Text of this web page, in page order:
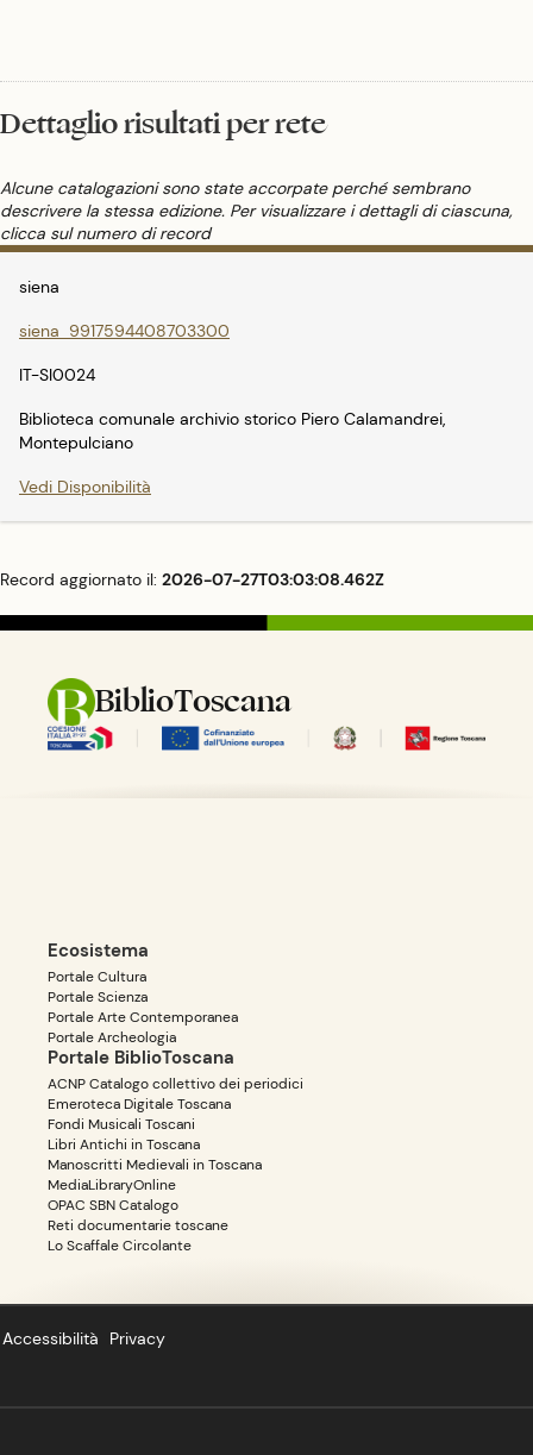
Dettaglio risultati per rete
Alcune catalogazioni sono state accorpate perché sembrano
descrivere la stessa edizione. Per visualizzare i dettagli di ciascuna,
clicca sul numero di record
siena
siena_9917594408703300
IT-SI0024
Biblioteca comunale archivio storico Piero Calamandrei,
Montepulciano
Vedi Disponibilità
Record aggiornato il: 2026-07-27T03:03:08.462Z
BiblioToscana
Ecosistema
Portale Cultura
Portale Scienza
Portale Arte Contemporanea
Portale Archeologia
Portale BiblioToscana
ACNP Catalogo collettivo dei periodici
Emeroteca Digitale Toscana
Fondi Musicali Toscani
Libri Antichi in Toscana
Manoscritti Medievali in Toscana
MediaLibraryOnline
OPAC SBN Catalogo
Reti documentarie toscane
Lo Scaffale Circolante
Accessibilità Privacy